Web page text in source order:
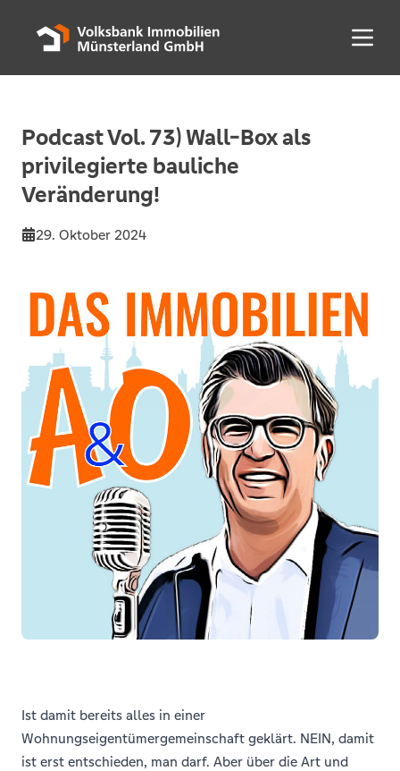
Menü
Podcast Vol. 73) Wall-Box als
privilegierte bauliche
Veränderung!
29. Oktober 2024
Ist damit bereits alles in einer
Wohnungseigentümergemeinschaft geklärt. NEIN, damit
ist erst entschieden, man darf. Aber über die Art und